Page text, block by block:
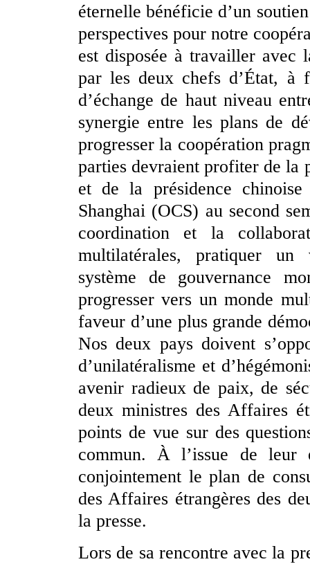
éternelle bénéficie d’un
perspectives pour notre
est disposée à travailler avec
par les deux chefs d’État, à
d’échange de haut niveau
synergie entre les plans de
progresser la coopération
parties devraient profiter de la
et de la présidence
Shanghai (OCS) au second
coordination et la
multilatérales, pratiquer un
système de gouvernance
progresser vers un monde
faveur d’une plus grande
Nos deux pays doivent
d’unilatéralisme et
avenir radieux de paix, de
deux ministres des Affaires
points de vue sur des
commun. À l’issue de leur
conjointement le plan de
des Affaires étrangères des
la presse.
Lors de sa rencontre avec la